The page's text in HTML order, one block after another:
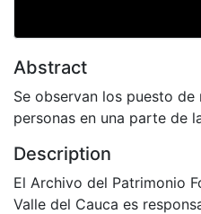
Abstract
Se observan los puesto
personas en una parte de
Description
El Archivo del Patrimonio
Valle del Cauca es